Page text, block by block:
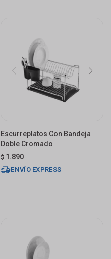
Escurreplatos Con Bandeja
Doble Cromado
$ 1.890
ENVÍO EXPRESS